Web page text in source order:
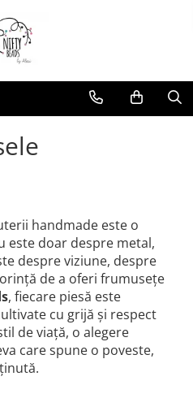
handmade este o
este doar despre metal,
despre viziune, despre
de a oferi frumusețe
, fiecare piesă este
cu grijă și respect
de viață, o alegere
care spune o poveste,